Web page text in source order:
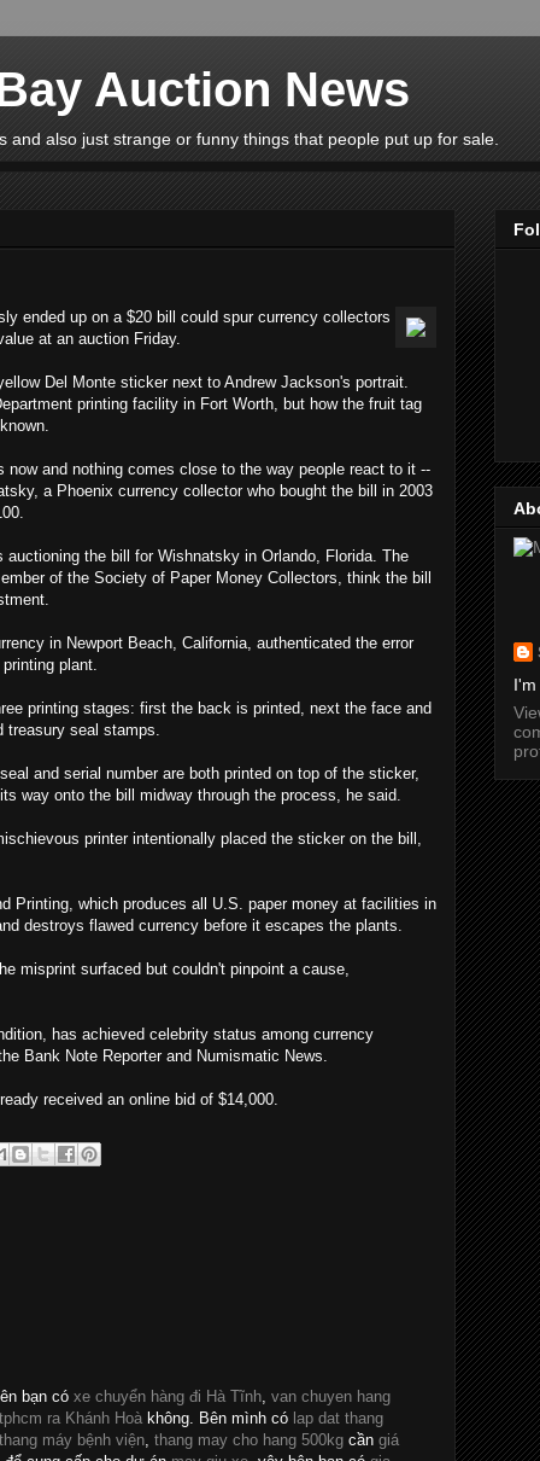
Auction News
and also just strange or funny things that people put up for sale.
ended up on a $20 bill could spur currency collectors
at an auction Friday.
Del Monte sticker next to Andrew Jackson's portrait.
printing facility in Fort Worth, but how the fruit tag
and nothing comes close to the way people react to it --
a Phoenix currency collector who bought the bill in 2003
auctioning the bill for Wishnatsky in Orlando, Florida. The
of the Society of Paper Money Collectors, think the bill
in Newport Beach, California, authenticated the error
plant.
printing stages: first the back is printed, next the face and
treasury seal stamps.
and serial number are both printed on top of the sticker,
way onto the bill midway through the process, he said.
printer intentionally placed the sticker on the bill,
Printing, which produces all U.S. paper money at facilities in
destroys flawed currency before it escapes the plants.
misprint surfaced but couldn't pinpoint a cause,
has achieved celebrity status among currency
Bank Note Reporter and Numismatic News.
received an online bid of $14,000.
bạn có xe chuyển hàng đi Hà Tĩnh, van chuyen hang
ra Khánh Hoà không. Bên mình có lap dat thang
máy bệnh viện, thang may cho hang 500kg cần giá
I'm